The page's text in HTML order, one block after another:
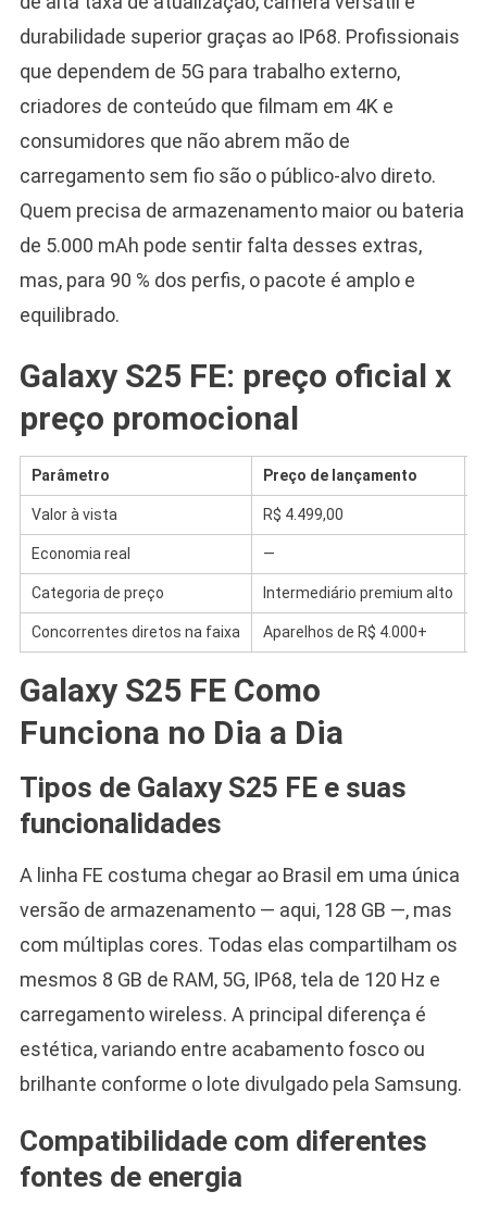
durabilidade superior graças ao IP68. Profissionais
que dependem de 5G para trabalho externo,
criadores de conteúdo que filmam em 4K e
consumidores que não abrem mão de
carregamento sem fio são o público-alvo direto.
Quem precisa de armazenamento maior ou bateria
de 5.000 mAh pode sentir falta desses extras,
mas, para 90 % dos perfis, o pacote é amplo e
equilibrado.
Galaxy S25 FE: preço oficial x
preço promocional
Parâmetro Preço de lançamento
Valor à vista R$ 4.499,00
Economia real —
Categoria de preço Intermediário premium alto
Concorrentes diretos na faixa Aparelhos de R$ 4.000+
Galaxy S25 FE Como
Funciona no Dia a Dia
Tipos de Galaxy S25 FE e suas
funcionalidades
A linha FE costuma chegar ao Brasil em uma única
versão de armazenamento — aqui, 128 GB —, mas
com múltiplas cores. Todas elas compartilham os
mesmos 8 GB de RAM, 5G, IP68, tela de 120 Hz e
carregamento wireless. A principal diferença é
estética, variando entre acabamento fosco ou
brilhante conforme o lote divulgado pela Samsung.
Compatibilidade com diferentes
fontes de energia